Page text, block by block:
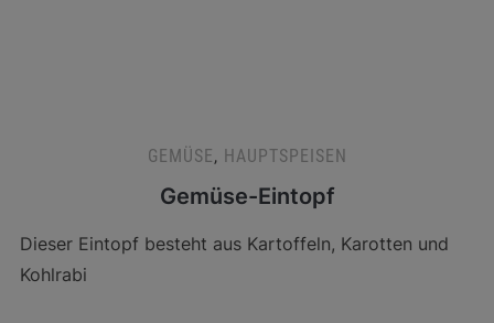
GEMÜSE, HAUPTSPEISEN
Gemüse-Eintopf
Dieser Eintopf besteht aus Kartoffeln, Karotten und
Kohlrabi